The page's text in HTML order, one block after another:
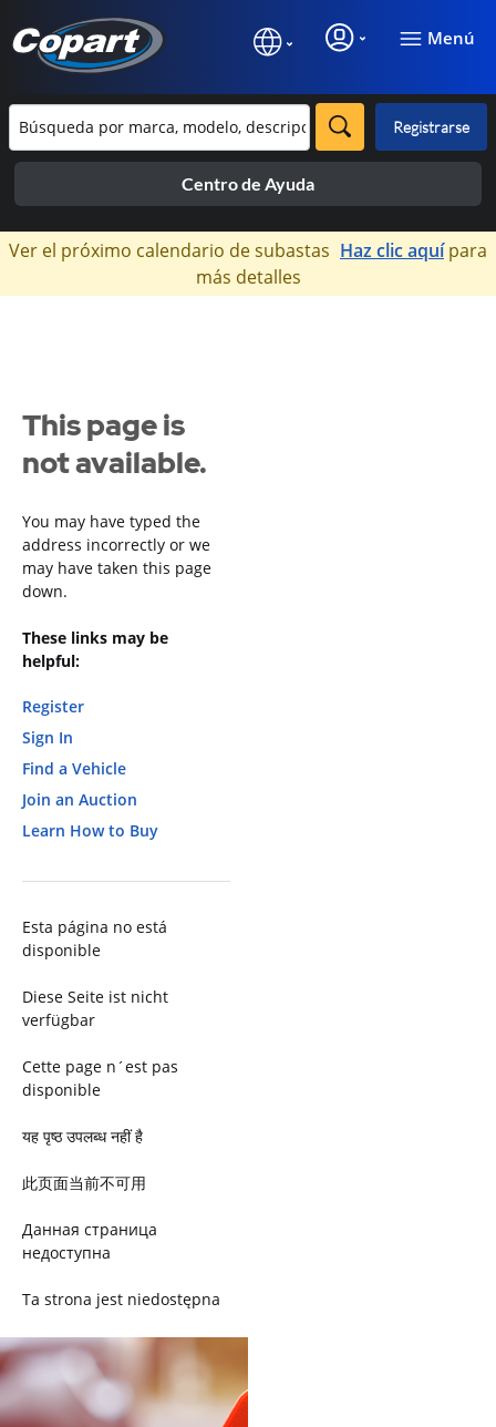
Menú
Registrarse
Centro de Ayuda
×
Ver el próximo calendario de subastas Haz clic aquípara
más detalles
This page is
not available.
You may have typed the
address incorrectly or we
may have taken this page
down.
These links may be
helpful:
Register
Sign In
Find a Vehicle
Join an Auction
Learn How to Buy
Esta página no está
disponible
Diese Seite ist nicht
verfügbar
Cette page n´est pas
disponible
यह पृष्ठ उपलब्ध नहीं है
此页面当前不可用
Данная страница
недоступна
Ta strona jest niedostępna
Trang này không có
Esta página não está
disponível